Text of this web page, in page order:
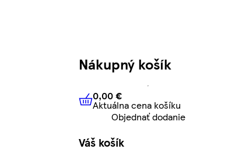
Nákupný košík
0,00 € Aktuálna cena košíku
0,00 €
Aktuálna cena košíku
Objednať dodanie
Váš košík